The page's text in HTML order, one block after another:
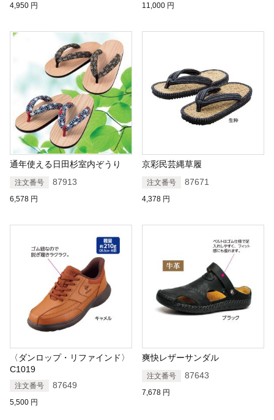
4,950 円 11,000 円
通年使える日田杉室内ぞうり
注文番号 87913
6,578 円
京彩民芸縄草履
注文番号 87671
4,378 円
〈ダンロップ・リファインド〉
C1019
注文番号 87649
5,500 円
爽快レザーサンダル
注文番号 87643
7,678 円